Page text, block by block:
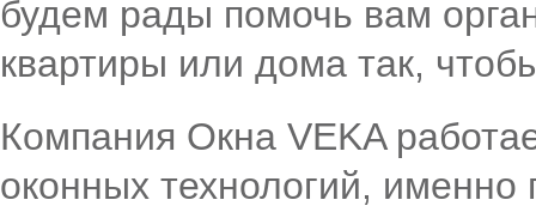
будем рады помочь вам
квартиры или дома так,
Компания Окна VEKA
оконных технологий,